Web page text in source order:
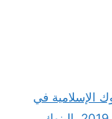
الإسلامية في